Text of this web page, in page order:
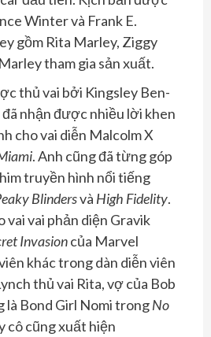
Winter và Frank E.
gồm Rita Marley, Ziggy
tham gia sản xuất.
thủ vai bởi Kingsley Ben-
nhận được nhiều lời khen
cho vai diễn Malcolm X
. Anh cũng đã từng góp
truyền hình nổi tiếng
Blindersvà High Fidelity.
vai vai phản diện Gravik
Invasioncủa Marvel
khác trong dàn diễn viên
thủ vai Rita, vợ của Bob
là Bond Girl Nomi trongNo
cô cũng xuất hiện